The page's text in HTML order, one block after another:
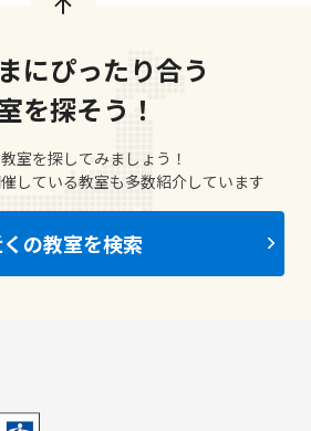
にぴったり合う
を探そう！
室を探してみましょう！
している教室も多数紹介しています
の教室を検索